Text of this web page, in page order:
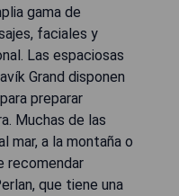
gama de
faciales y
Las espaciosas
Grand disponen
preparar
Muchas de las
mar, a la montaña o
recomendar
que tiene una